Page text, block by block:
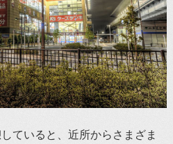
ていると、近所からさまざま